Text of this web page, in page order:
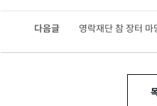
다음글 영락재단 참 장터